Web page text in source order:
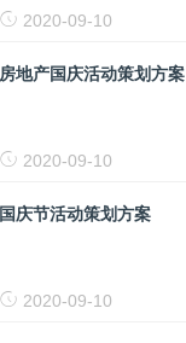
2020-09-10
房地产国庆活动策划方案
2020-09-10
国庆节活动策划方案
2020-09-10